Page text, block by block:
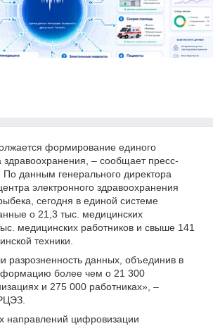
формирование единого
здравоохранения, – сообщает пресс-
данным генерального директора
электронного здравоохранения
сегодня в единой системе
о 21,3 тыс. медицинских
медицинских работников и свыше 141
техники.
разрозненность данных, объединив в
более чем о 21 300
и 275 000 работниках», –
направлений цифровизации